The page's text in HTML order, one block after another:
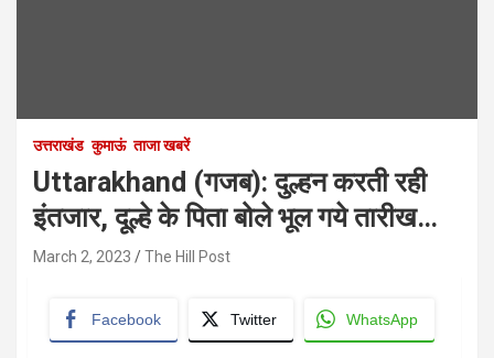
उत्तराखंड कुमाऊं ताजा खबरें
Uttarakhand (गजब): दुल्हन करती रही
इंतजार, दूल्हे के पिता बोले भूल गये तारीख…
March 2, 2023 The Hill Post
Facebook Twitter WhatsApp